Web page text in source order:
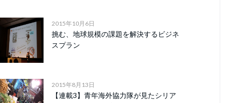
2015年10月6日
挑む、地球規模の課題を解決するビジネ
スプラン
2015年8月13日
【連載3】青年海外協力隊が見たシリア